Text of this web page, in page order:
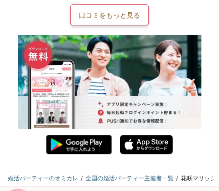
口コミをもっと見る
婚活パーティーのオミカレ 全国の婚活パーティー主催者一覧 花咲マリッジ